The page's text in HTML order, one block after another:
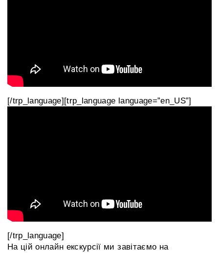
[/trp_language][trp_language language=”en_US”]
[/trp_language]
На цій онлайн екскурсії ми завітаємо на